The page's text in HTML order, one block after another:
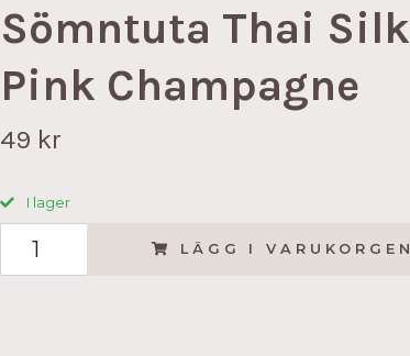
Sömntuta Thai Silk
Pink Champagne
49 kr
I lager
LÄGG I VARUKORGEN